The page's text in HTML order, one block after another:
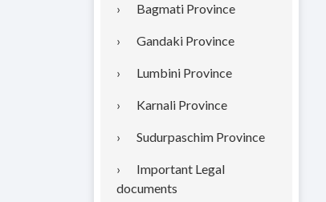
Bagmati Province
Gandaki Province
Lumbini Province
Karnali Province
Sudurpaschim Province
Important Legal
documents